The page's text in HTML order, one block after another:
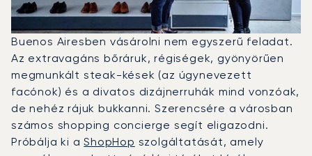
Buenos Airesben vásárolni nem egyszerű feladat.
Az extravagáns bőráruk, régiségek, gyönyörűen
megmunkált steak-kések (az úgynevezett
facónok) és a divatos dizájnerruhák mind vonzóak,
de nehéz rájuk bukkanni. Szerencsére a városban
számos shopping concierge segít eligazodni.
Próbálja ki aShopHop szolgáltatását, amely